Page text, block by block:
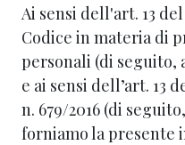
Ai sensi dell'art. 13
Codice in materia di
personali (di seguito,
e ai sensi dell’art. 13
n. 679/2016 (di
forniamo la presente